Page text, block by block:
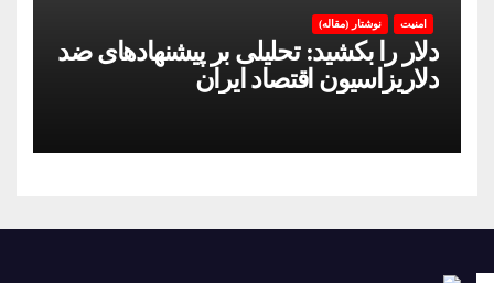
امنیت نوشتار (مقاله)
دلار را بکشید: تحلیلی بر پیشنهادهای ضد
دلاریزاسیون اقتصاد ایران